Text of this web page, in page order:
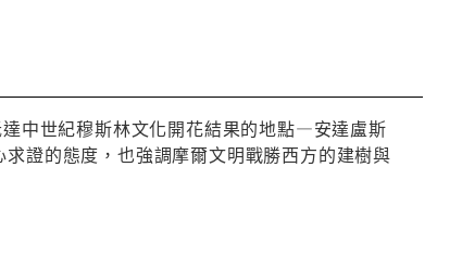
中世紀穆斯林文化開花結果的地點—安達盧斯
證的態度，也強調摩爾文明戰勝西方的建樹與